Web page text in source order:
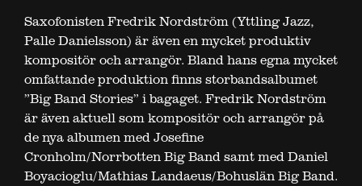
Saxofonisten Fredrik Nordström (Yttling Jazz,
Palle Danielsson) är även en mycket produktiv
kompositör och arrangör. Bland hans egna mycket
omfattande produktion finns storbandsalbumet
”Big Band Stories” i bagaget. Fredrik Nordström
är även aktuell som kompositör och arrangör på
de nya albumen med Josefine
Cronholm/Norrbotten Big Band samt med Daniel
Boyacioglu/Mathias Landaeus/Bohuslän Big Band.